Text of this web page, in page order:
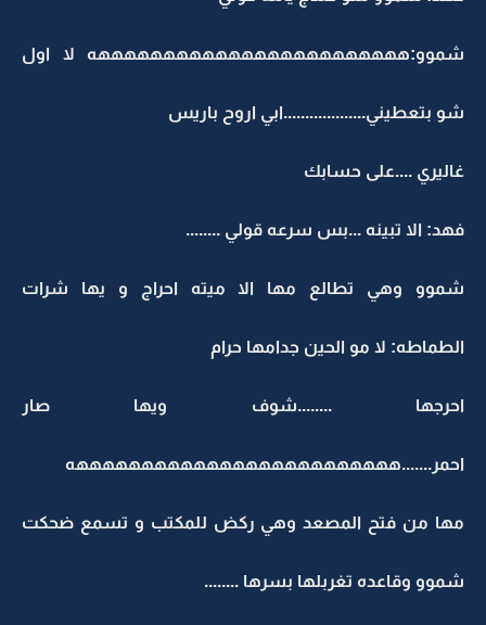
شموو:ههههههههههههههههههههههههه لا اول
شو بتعطيني...................ابي اروح باريس
غاليري ....على حسابك
فهد: الا تبينه ...بس سرعه قولي ........
شموو وهي تطالع مها الا ميته احراج و يها شرات
الطماطه: لا مو الحين جدامها حرام
احرجها ........شوف ويها صار
احمر.......هههههههههههههههههههههههههه
مها من فتح المصعد وهي ركض للمكتب و تسمع ضحكت
شموو وقاعده تغربلها بسرها ........